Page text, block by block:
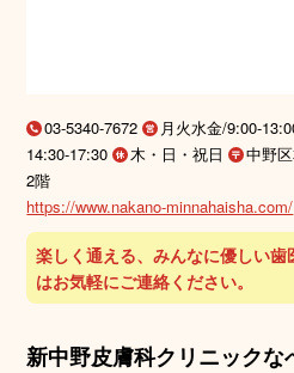
03-5340-7672
月火水金/9:00-
14:30-17:30
木・日・祝日
中野
2階
https://www.nakano-minnahaisha.com/
楽しく通える、みんなに優しい
はお気軽にご連絡ください。
新中野皮膚科クリニックな